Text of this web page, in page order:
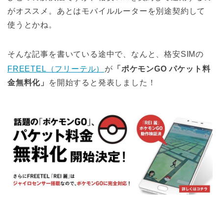
がオススメ。あとはモバイルルーターを別途契約して
使うとかね。
そんな記事を書いている途中で、なんと、格安SIMの
FREETEL（フリーテル）
が 「ポケモンGO パケット料
金無料化」
を開始すると発表しました！